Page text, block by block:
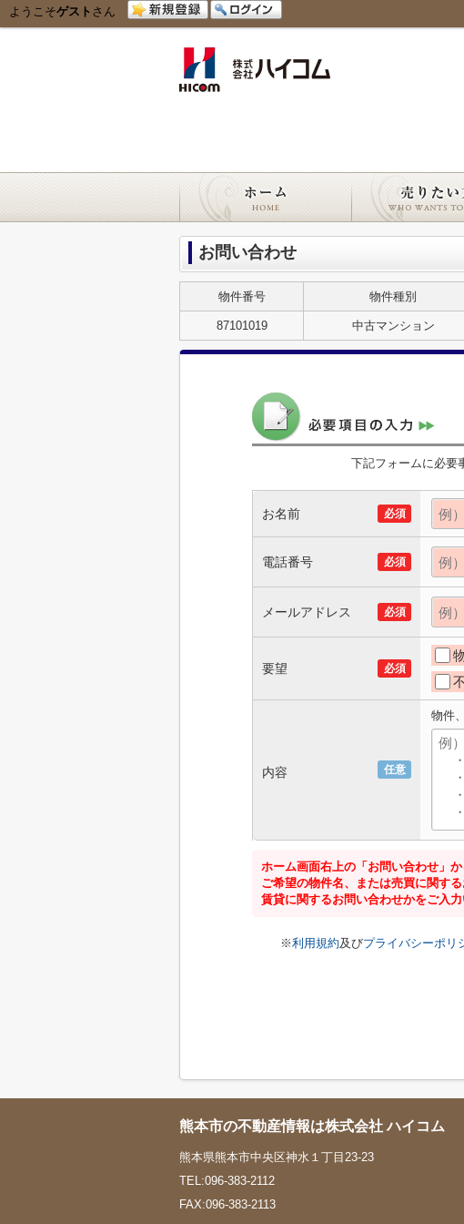
ようこそゲスト さん
お問い合わせ
物件番号 物件種別
87101019 中古マンション
下記フォームに必要
お名前 必須
電話番号 必須
メールアドレス 必須
要望 必須
内容 任意
物件
ホーム画面右上の「お問い合わせ」
ご希望の物件名、または売買に関す
賃貸に関するお問い合わせかをご入
※利用規約及びプライバシーポリ
熊本市の不動産情報は株式会社 ハイコム
熊本県熊本市中央区神水１丁目23-23
TEL:096-383-2112
FAX:096-383-2113